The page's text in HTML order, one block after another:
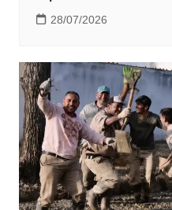
28/07/2026